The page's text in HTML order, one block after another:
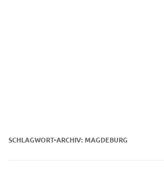
SCHLAGWORT-ARCHIV:MAGDEBURG